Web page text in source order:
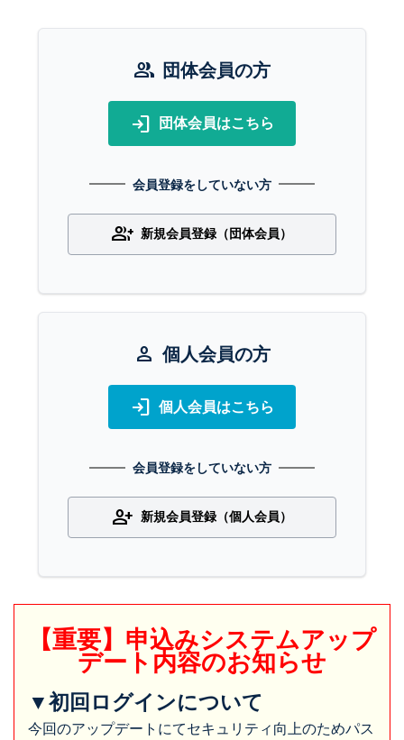
group 団体会員の方
login 団体会員はこちら
会員登録をしていない方
group_add 新規会員登録（団体会員）
person 個人会員の方
login 個人会員はこちら
会員登録をしていない方
person_add 新規会員登録（個人会員）
【重要】申込みシステムアップ
デート内容のお知らせ
▼初回ログインについて
今回のアップデートにてセキュリティ向上のためパス